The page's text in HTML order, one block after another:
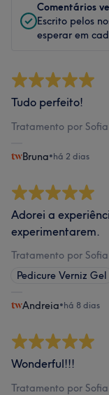
Comentários
Escrito pelos
esperar em
Tudo perfeito!
Tratamento por Sofia
Bruna•há 2 dias
Adorei a
experimentarem.
Tratamento por Sofia
Pedicure Verniz Gel
Andreia•há 8 dias
Wonderful!!!
Tratamento por Sofia